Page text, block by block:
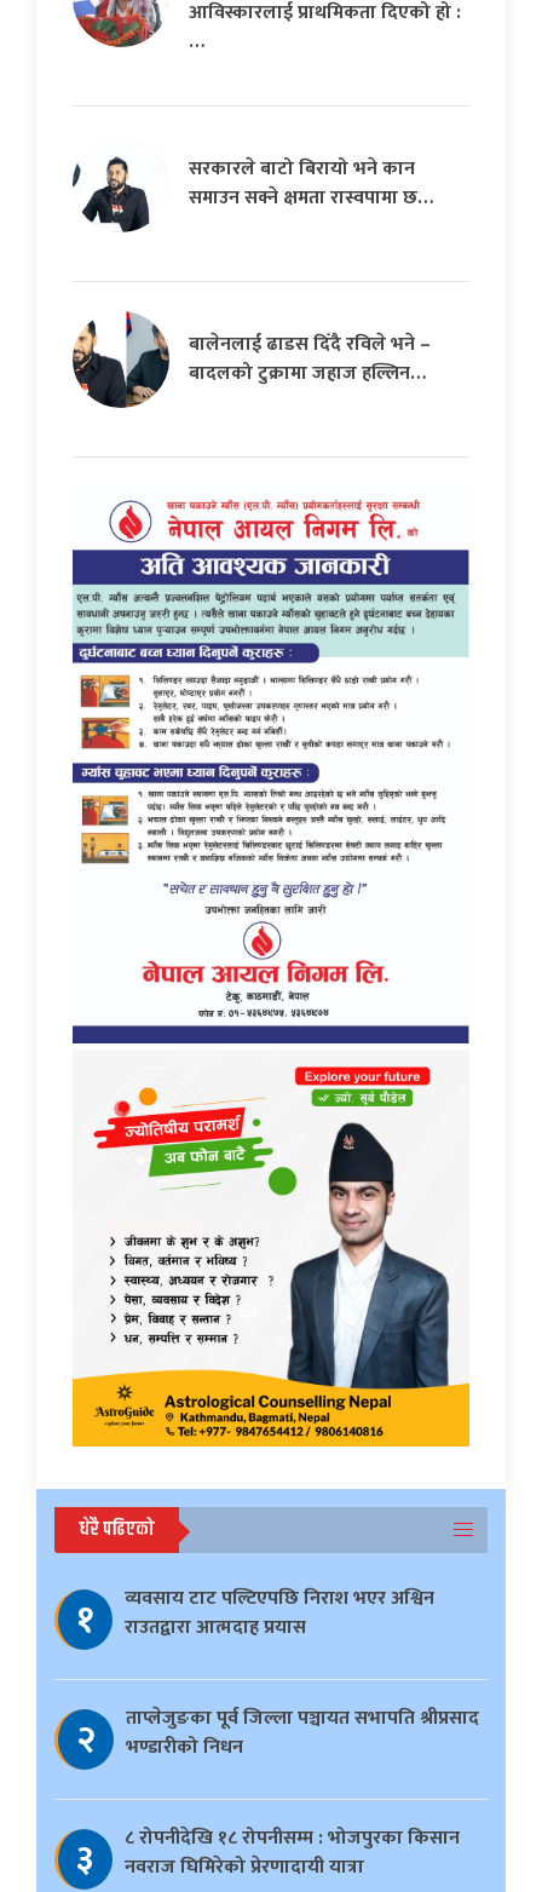
आविस्कारलाई प्राथमिकता दिएको हो :
…
सरकारले बाटो बिरायो भने कान
समाउन सक्ने क्षमता रास्वपामा छ…
बालेनलाई ढाडस दिँदै रविले भने –
बादलको टुक्रामा जहाज हल्लिन…
धेरै पढिएको
१
व्यवसाय टाट पल्टिएपछि निराश भएर अश्विन
राउतद्वारा आत्मदाह प्रयास
२
ताप्लेजुङका पूर्व जिल्ला पञ्चायत सभापति श्रीप्रसाद
भण्डारीको निधन
३
८ रोपनीदेखि १८ रोपनीसम्म : भोजपुरका किसान
नवराज घिमिरेको प्रेरणादायी यात्रा